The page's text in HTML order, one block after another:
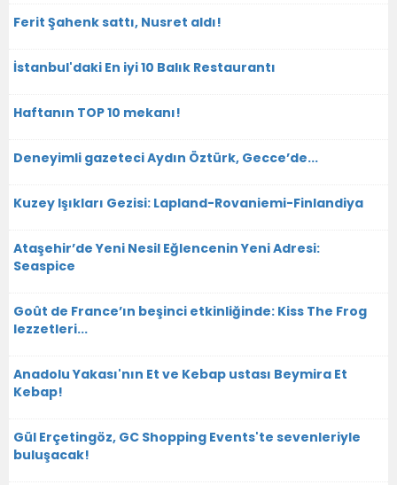
Ferit Şahenk sattı, Nusret aldı!
İstanbul'daki En iyi 10 Balık Restaurantı
Haftanın TOP 10 mekanı!
Deneyimli gazeteci Aydın Öztürk, Gecce’de...
Kuzey Işıkları Gezisi: Lapland-Rovaniemi-Finlandiya
Ataşehir’de Yeni Nesil Eğlencenin Yeni Adresi:
Seaspice
Goût de France’ın beşinci etkinliğinde: Kiss The Frog
lezzetleri...
Anadolu Yakası'nın Et ve Kebap ustası Beymira Et
Kebap!
Gül Erçetingöz, GC Shopping Events'te sevenleriyle
buluşacak!